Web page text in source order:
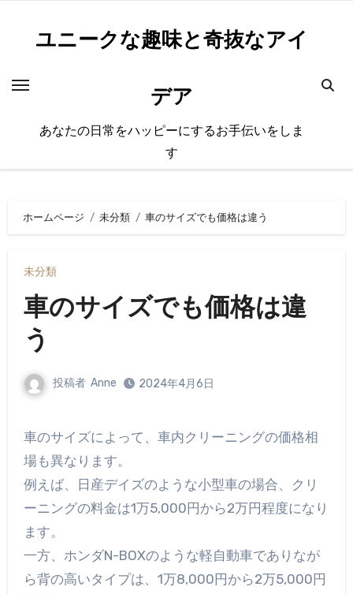
ユニークな趣味と奇抜なアイ
デア
あなたの日常をハッピーにするお手伝いをしま
す
ホームページ 未分類 車のサイズでも価格は違う
未分類
車のサイズでも価格は違
う
投稿者 Anne 2024年4月6日
車のサイズによって、車内クリーニングの価格相
場も異なります。
例えば、日産デイズのような小型車の場合、クリ
ーニングの料金は1万5,000円から2万円程度になり
ます。
一方、ホンダN-BOXのような軽自動車でありなが
ら背の高いタイプは、1万8,000円から2万5,000円